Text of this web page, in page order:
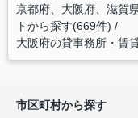
京都府、大阪府、滋賀
トから探す(669件)
大阪府の貸事務所・賃
市区町村から探す